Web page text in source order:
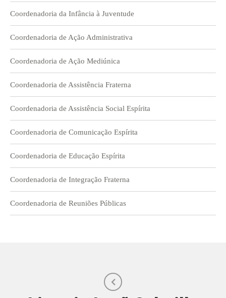
Coordenadoria da Infância à Juventude
Coordenadoria de Ação Administrativa
Coordenadoria de Ação Mediúnica
Coordenadoria de Assistência Fraterna
Coordenadoria de Assistência Social Espírita
Coordenadoria de Comunicação Espírita
Coordenadoria de Educação Espírita
Coordenadoria de Integração Fraterna
Coordenadoria de Reuniões Públicas